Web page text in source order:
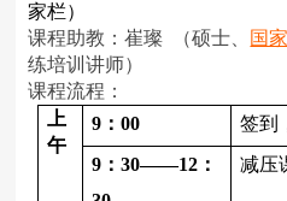
家栏）
课程助教：崔璨
（硕士、 国
练培训讲师）
课程流程：
上
午
9： 00
签到
9： 30――12：
减压